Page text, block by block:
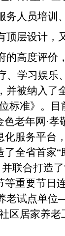
人员培训
顶层设计，
高度评价
学习娱
被纳入
标准》。
老年网·
服务平台
全省首家
联合打造
重要节日
老试点单
区居家养